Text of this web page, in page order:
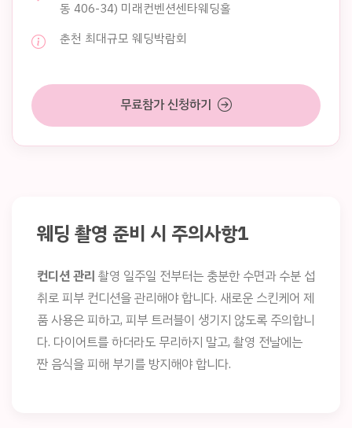
동 406-34) 미래컨벤션센타웨딩홀
춘천 최대규모 웨딩박람회
무료참가 신청하기
웨딩 촬영 준비 시 주의사항1
컨디션 관리 촬영 일주일 전부터는 충분한 수면과 수분 섭
취로 피부 컨디션을 관리해야 합니다. 새로운 스킨케어 제
품 사용은 피하고, 피부 트러블이 생기지 않도록 주의합니
다. 다이어트를 하더라도 무리하지 말고, 촬영 전날에는
짠 음식을 피해 부기를 방지해야 합니다.